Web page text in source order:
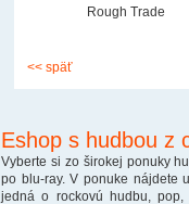
Rough Trade
<< späť
Eshop s hudbou z
Vyberte si zo širokej ponuky
po blu-ray. V ponuke nájdete
jedná o rockovú hudbu,